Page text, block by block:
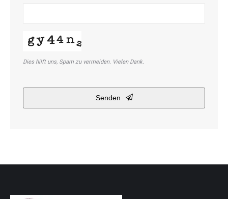
Dies hilft uns, Spam zu vermeiden. Vielen Dank.
Senden